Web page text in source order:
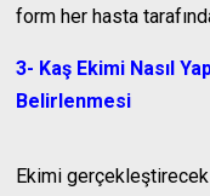
form her hasta
3- Kaş Ekimi Nasıl
Belirlenmesi
Ekimi